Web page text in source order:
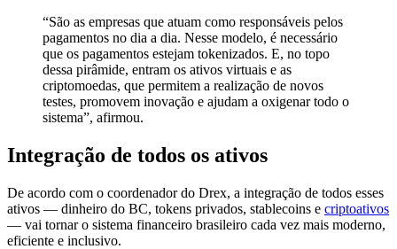
“São as empresas que atuam como responsáveis pelos
pagamentos no dia a dia. Nesse modelo, é necessário
que os pagamentos estejam tokenizados. E, no topo
dessa pirâmide, entram os ativos virtuais e as
criptomoedas, que permitem a realização de novos
testes, promovem inovação e ajudam a oxigenar todo o
sistema”, afirmou.
Integração de todos os ativos
De acordo com o coordenador do Drex, a integração de todos esses
ativos — dinheiro do BC, tokens privados, stablecoins e criptoativos
— vai tornar o sistema financeiro brasileiro cada vez mais moderno,
eficiente e inclusivo.